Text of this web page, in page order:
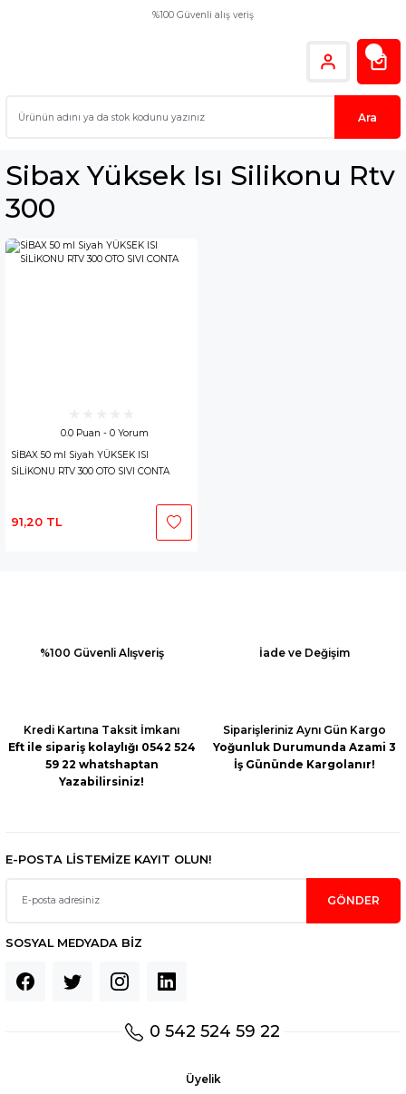
%100 Güvenli alış veriş
Ara
Sibax Yüksek Isı Silikonu Rtv
300
0.0 Puan - 0 Yorum
SİBAX 50 ml Siyah YÜKSEK ISI
SİLİKONU RTV 300 OTO SIVI CONTA
91,20 TL
%100 Güvenli Alışveriş İade ve Değişim
Kredi Kartına Taksit İmkanı
Eft ile sipariş kolaylığı 0542 524
59 22 whatshaptan
Yazabilirsiniz!
Siparişleriniz Aynı Gün Kargo
Yoğunluk Durumunda Azami 3
İş Gününde Kargolanır!
E-POSTA LİSTEMİZE KAYIT OLUN!
GÖNDER
SOSYAL MEDYADA BİZ
0 542 524 59 22
Üyelik